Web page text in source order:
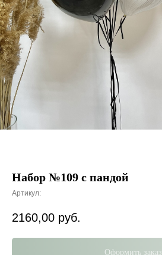
Набор №109 с пандой
Артикул:
2160,00 руб.
Оформить заказ